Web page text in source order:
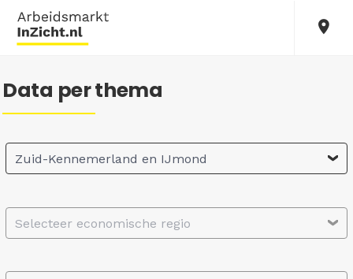
Data per thema
Zuid-Kennemerland en IJmond
Selecteer economische regio